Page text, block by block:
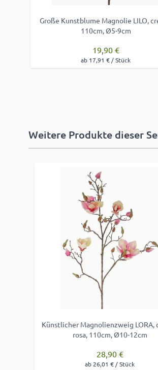
Große Kunstblume Magnolie LILO,
110cm, Ø5-9cm
19,90 €
ab 17,91 € / Stück
Weitere Produkte dieser
Künstlicher Magnolienzweig LORA,
rosa, 110cm, Ø10-12cm
28,90 €
ab 26,01 € / Stück